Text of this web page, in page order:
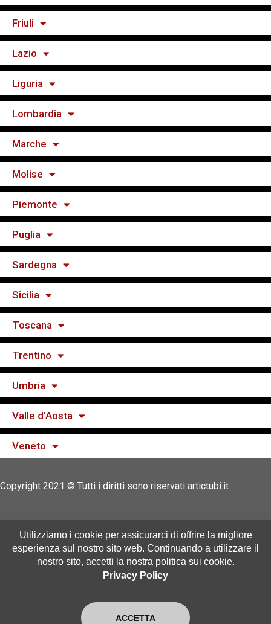
Friuli
Lazio
Liguria
Lombardia
Marche
Molise
Piemonte
Puglia
Sardegna
Sicilia
Toscana
Trentino
Umbria
Valle d’Aosta
Veneto
Copyright 2021 © Tutti i diritti sono riservati artictubi.it
in collaborazione con:io Spurgo|Autospurgo
|Autospurgo Italia|Bonifica Cisterne|
Utilizziamo i cookie per assicurarci di offrire la migliore
esperienza sul nostro sito web. Continuando a utilizzare il
nostro sito, accetti la nostra politica sui cookie.
Privacy Policy
ACCETTA